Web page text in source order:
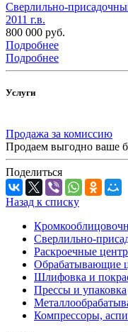
Сверлильно-
2011 г.в.
800 000 руб.
Подробнее
Подробнее
Услуги
Продажа за комиссию
Продаем выгодно ваше
Поделиться
Назад к списку
Сверлильно-
Раскроечные
Обрабатывающие
Шлифовка и
Прессы и упаковка
Компрессоры,